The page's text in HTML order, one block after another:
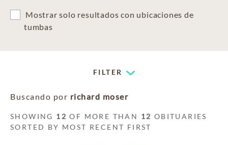
Mostrar solo resultados con ubicaciones de
tumbas
FILTER
Buscando por richard moser
SHOWING 12 OF MORE THAN 12 OBITUARIES
SORTED BY MOST RECENT FIRST